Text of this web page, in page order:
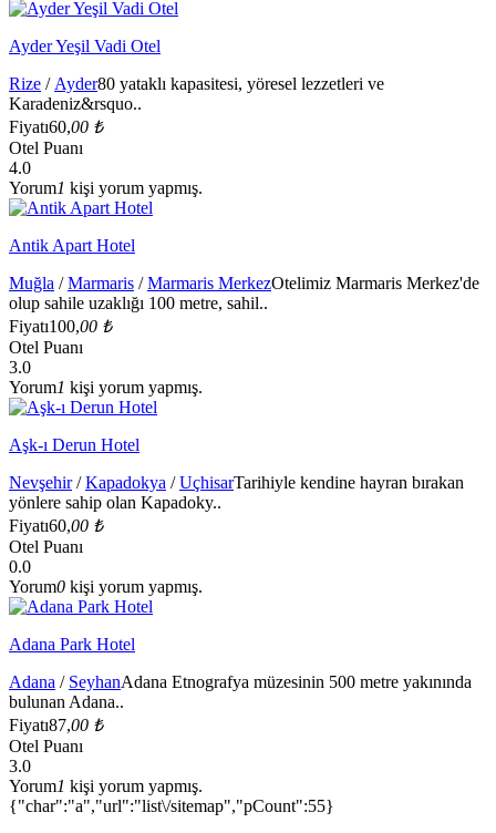
Ayder Yeşil Vadi Otel
Rize / Ayder80 yataklı kapasitesi, yöresel lezzetleri ve
Karadeniz&rsquo..
Fiyatı60,00 ₺
Otel Puanı
4.0
Yorum1 kişi yorum yapmış.
Antik Apart Hotel
Muğla /Marmaris /Marmaris MerkezOtelimiz Marmaris Merkez'de
olup sahile uzaklığı 100 metre, sahil..
Fiyatı100,00 ₺
Otel Puanı
3.0
Yorum1 kişi yorum yapmış.
Aşk-ı Derun Hotel
Nevşehir/Kapadokya /UçhisarTarihiyle kendine hayran bırakan
yönlere sahip olan Kapadoky..
Fiyatı60,00 ₺
Otel Puanı
0.0
Yorum0 kişi yorum yapmış.
Adana Park Hotel
Adana / SeyhanAdana Etnografya müzesinin 500 metre yakınında
bulunan Adana..
Fiyatı87,00 ₺
Otel Puanı
3.0
Yorum1 kişi yorum yapmış.
{"char":"a","url":"list\/sitemap","pCount":55}